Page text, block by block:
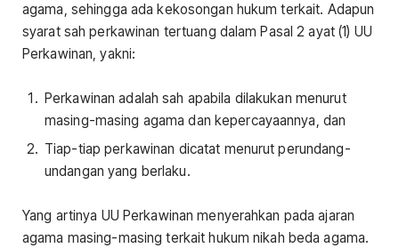
agama, sehingga ada kekosongan hukum terkait. Adapun
syarat sah perkawinan tertuang dalam Pasal 2 ayat (1) UU
Perkawinan, yakni:
Perkawinan adalah sah apabila dilakukan menurut
masing-masing agama dan kepercayaannya, dan
Tiap-tiap perkawinan dicatat menurut perundang-
undangan yang berlaku.
Yang artinya UU Perkawinan menyerahkan pada ajaran
agama masing-masing terkait hukum nikah beda agama.